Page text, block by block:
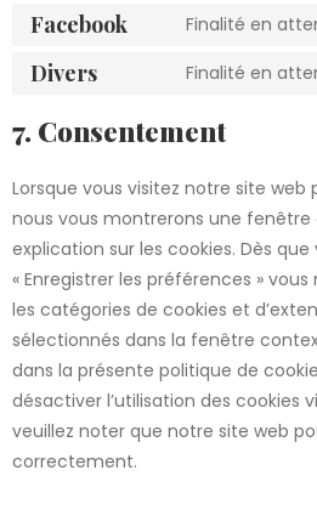
Facebook Finalité en
Divers Finalité en
7. Consentement
Lorsque vous visitez notre site web
nous vous montrerons une
explication sur les cookies. Dès
« Enregistrer les préférences »
les catégories de cookies et
sélectionnés dans la fenêtre
dans la présente politique de
désactiver l’utilisation des cookies
veuillez noter que notre site web
correctement.